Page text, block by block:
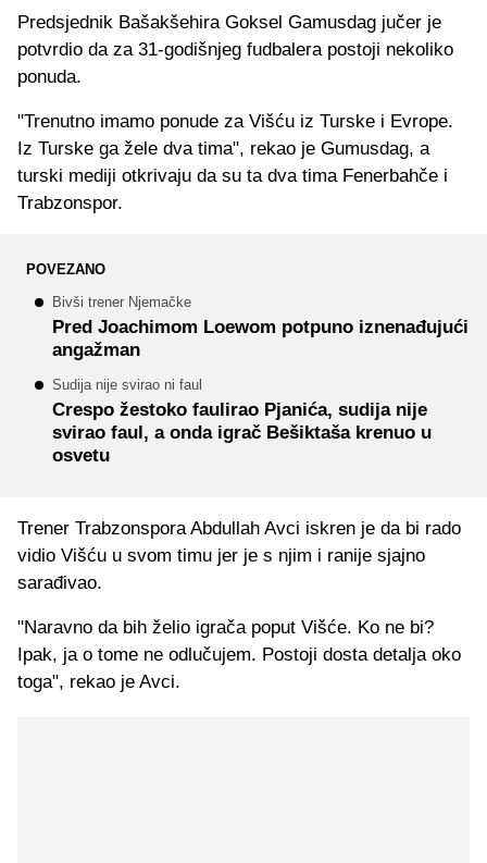
Predsjednik Bašakšehira Goksel Gamusdag jučer je
potvrdio da za 31-godišnjeg fudbalera postoji nekoliko
ponuda.
"Trenutno imamo ponude za Višću iz Turske i Evrope.
Iz Turske ga žele dva tima", rekao je Gumusdag, a
turski mediji otkrivaju da su ta dva tima Fenerbahče i
Trabzonspor.
POVEZANO
Bivši trener Njemačke
Pred Joachimom Loewom potpuno iznenađujući
angažman
Sudija nije svirao ni faul
Crespo žestoko faulirao Pjanića, sudija nije
svirao faul, a onda igrač Bešiktaša krenuo u
osvetu
Trener Trabzonspora Abdullah Avci iskren je da bi rado
vidio Višću u svom timu jer je s njim i ranije sjajno
sarađivao.
"Naravno da bih želio igrača poput Višće. Ko ne bi?
Ipak, ja o tome ne odlučujem. Postoji dosta detalja oko
toga", rekao je Avci.